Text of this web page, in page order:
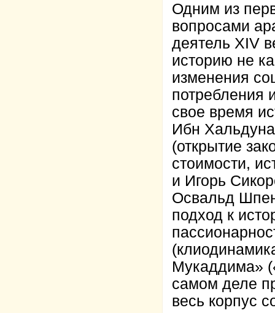
Одним из
вопросами
деятель XIV
историю не
изменения
потребления
свое время
Ибн
(открытие
стоимости,
и Игорь
Освальд
подход к
Мукаддима»
самом деле
весь корпус